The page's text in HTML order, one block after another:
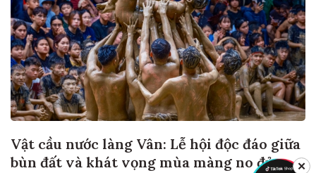
Vật cầu nước làng Vân: Lễ hội độc đáo giữa
bùn đất và khát vọng mùa màng no đủ
✕